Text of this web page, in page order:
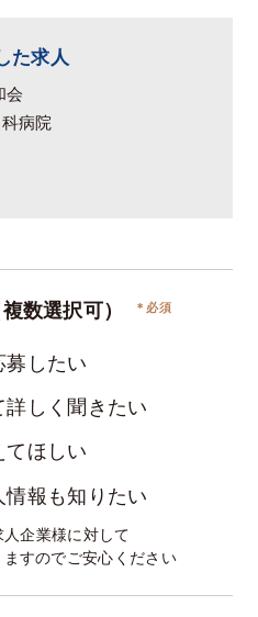
た求人
会
病院
複数選択可）
募したい
詳しく聞きたい
てほしい
報も知りたい
企業様に対して
ますのでご安心ください